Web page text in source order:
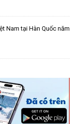
Nam tại Hàn Quốc năm